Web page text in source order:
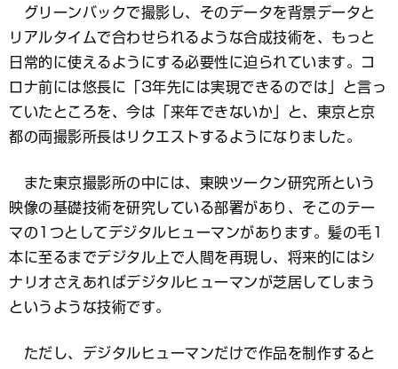
グリーンバックで撮影し、そのデータを背景データと
リアルタイムで合わせられるような合成技術を、もっと
日常的に使えるようにする必要性に迫られています。コ
ロナ前には悠長に「3年先には実現できるのでは」と言っ
ていたところを、今は「来年できないか」と、東京と京
都の両撮影所長はリクエストするようになりました。
また東京撮影所の中には、東映ツークン研究所という
映像の基礎技術を研究している部署があり、そこのテー
マの1つとしてデジタルヒューマンがあります。髪の毛1
本に至るまでデジタル上で人間を再現し、将来的にはシ
ナリオさえあればデジタルヒューマンが芝居してしまう
というような技術です。
ただし、デジタルヒューマンだけで作品を制作すると